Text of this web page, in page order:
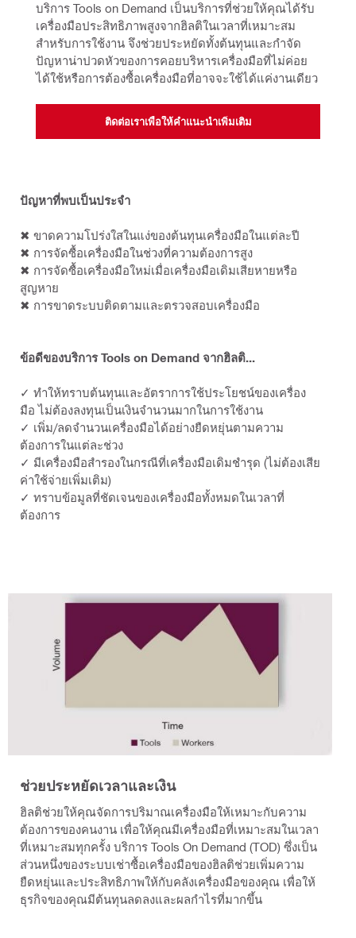
บริการ Tools on Demand เป็นบริการที่ช่วยให้คุณได้รับ
เครื่องมือประสิทธิภาพสูงจากฮิลติในเวลาที่เหมาะสม
สำหรับการใช้งาน จึงช่วยประหยัดทั้งต้นทุนและกำจัด
ปัญหาน่าปวดหัวของการคอยบริหารเครื่องมือที่ไม่ค่อย
ได้ใช้หรือการต้องซื้อเครื่องมือที่อาจจะใช้ได้แค่งานเดียว
ติดต่อเราเพื่อให้คำแนะนำเพิ่มเติม
ปัญหาที่พบเป็นประจำ
✖ ขาดความโปร่งใสในแง่ของต้นทุนเครื่องมือในแต่ละปี
✖ การจัดซื้อเครื่องมือในช่วงที่ความต้องการสูง
✖ การจัดซื้อเครื่องมือใหม่เมื่อเครื่องมือเดิมเสียหายหรือ
สูญหาย
✖ การขาดระบบติดตามและตรวจสอบเครื่องมือ
ข้อดีของบริการ Tools on Demand จากฮิลติ...
✓ ทำให้ทราบต้นทุนและอัตราการใช้ประโยชน์ของเครื่อง
มือ ไม่ต้องลงทุนเป็นเงินจำนวนมากในการใช้งาน
✓ เพิ่ม/ลดจำนวนเครื่องมือได้อย่างยืดหยุ่นตามความ
ต้องการในแต่ละช่วง
✓ มีเครื่องมือสำรองในกรณีที่เครื่องมือเดิมชำรุด (ไม่ต้องเสีย
ค่าใช้จ่ายเพิ่มเติม)
✓ ทราบข้อมูลที่ชัดเจนของเครื่องมือทั้งหมดในเวลาที่
ต้องการ
ช่วยประหยัดเวลาและเงิน
ฮิลติช่วยให้คุณจัดการปริมาณเครื่องมือให้เหมาะกับความ
ต้องการของคนงาน เพื่อให้คุณมีเครื่องมือที่เหมาะสมในเวลา
ที่เหมาะสมทุกครั้ง บริการ Tools On Demand (TOD) ซึ่งเป็น
ส่วนหนึ่งของระบบเช่าซื้อเครื่องมือของฮิลติช่วยเพิ่มความ
ยืดหยุ่นและประสิทธิภาพให้กับคลังเครื่องมือของคุณ เพื่อให้
ธุรกิจของคุณมีต้นทุนลดลงและผลกำไรที่มากขึ้น